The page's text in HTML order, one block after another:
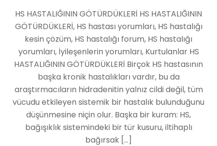
HS HASTALIĞININ GÖTÜRDÜKLERİ HS HASTALIĞININ
GÖTÜRDÜKLERİ, HS hastası yorumları, HS hastalığı
kesin çözüm, HS hastalığı forum, HS hastalığı
yorumları, İyileşenlerin yorumları, Kurtulanlar HS
HASTALIĞININ GÖTÜRDÜKLERİ Birçok HS hastasının
başka kronik hastalıkları vardır, bu da
araştırmacıların hidradenitin yalnız cildi değil, tüm
vücudu etkileyen sistemik bir hastalık bulunduğunu
düşünmesine niçin olur. Başka bir kuram: HS,
bağışıklık sistemindeki bir tür kusuru, iltihaplı
bağırsak […]